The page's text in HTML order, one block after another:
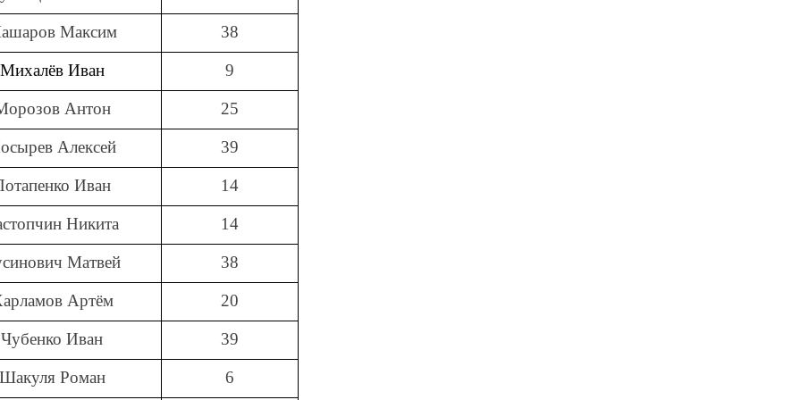
Максим 38
Михалёв Иван 9
Антон 25
Алексей 39
Иван 14
Никита 14
Матвей 38
Артём 20
Чубенко Иван 39
Шакуля Роман 6